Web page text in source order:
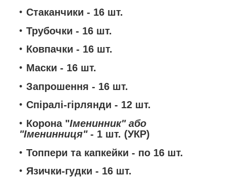
Стаканчики - 16 шт.
Трубочки - 16 шт.
Ковпачки - 16 шт.
Маски - 16 шт.
Запрошення - 16 шт.
Спіралі-гірлянди - 12 шт.
Корона"Іменинник" або
"Іменинниця"- 1 шт. (УКР)
Топпери та капкейки - по 16 шт.
Язички-гудки - 16 шт.